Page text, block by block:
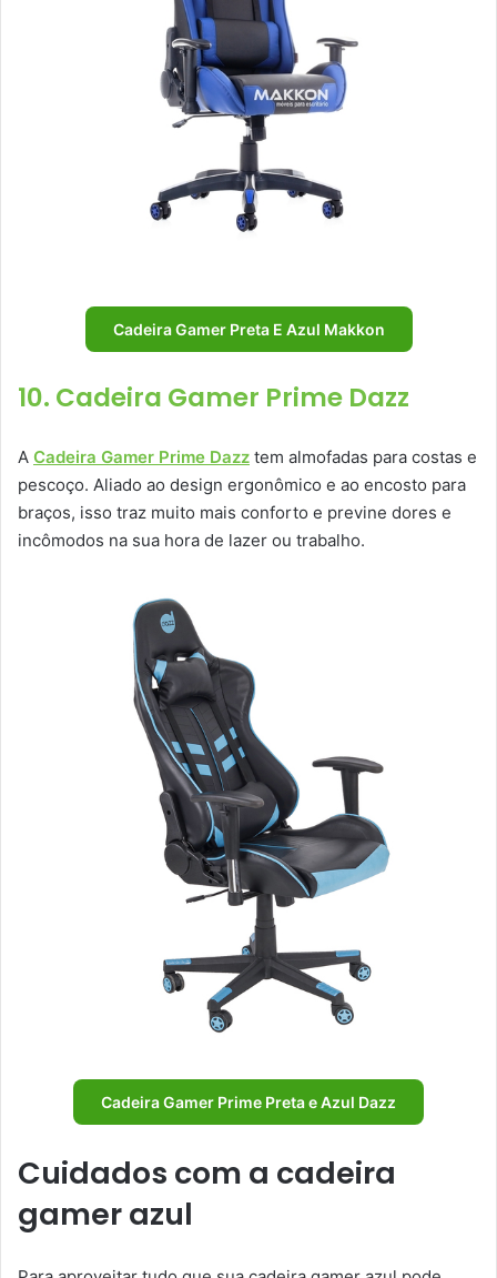
Cadeira Gamer Preta E Azul Makkon
10. Cadeira Gamer Prime Dazz
A Cadeira Gamer Prime Dazz tem almofadas para costas e
pescoço. Aliado ao design ergonômico e ao encosto para
braços, isso traz muito mais conforto e previne dores e
incômodos na sua hora de lazer ou trabalho.
Cadeira Gamer Prime Preta e Azul Dazz
Cuidados com a cadeira
gamer azul